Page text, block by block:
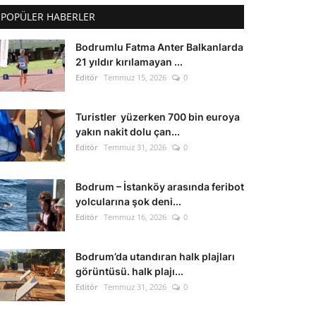
POPÜLER HABERLER
Bodrumlu Fatma Anter Balkanlarda
21 yıldır kırılamayan ...
Editör Temmuz 15, 2026 0
Turistler yüzerken 700 bin euroya
yakın nakit dolu çan...
Editör Temmuz 31, 2026 0
Bodrum – İstanköy arasında feribot
yolcularına şok deni...
Editör Temmuz 16, 2026 0
Bodrum’da utandıran halk plajları
görüntüsü. halk plajı...
Editör Temmuz 31, 2026 0